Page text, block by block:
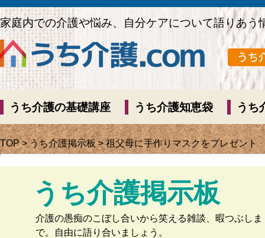
家庭内での介護や悩み、自分ケアについて語りあう
うち介護の基礎講座 うち介護知恵袋 うち
TOP>うち介護掲示板> 祖父母に手作りマスクをプレゼント
うち介護掲示板
介護の愚痴のこぼし合いから笑える雑談、暇つぶしま
で。自由に語り合いましょう。